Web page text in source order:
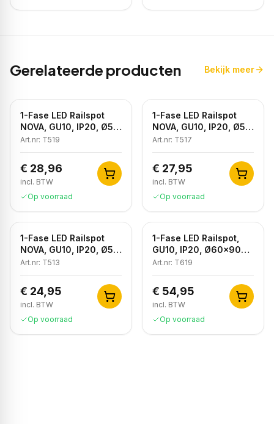
Gerelateerde producten Bekijk meer
1-Fase LED Railspot
NOVA, GU10, IP20, Ø56
x 85 mm, Antiek Brons
Art.nr: T519
€ 28,96
incl. BTW
Op voorraad
1-Fase LED Railspot
NOVA, GU10, IP20, Ø56
x 85 mm, Brons
Art.nr: T517
€ 27,95
incl. BTW
Op voorraad
1-Fase LED Railspot
NOVA, GU10, IP20, Ø56
x 85 mm, Zwart
Art.nr: T513
€ 24,95
incl. BTW
Op voorraad
1-Fase LED Railspot,
GU10, IP20, Ø60x90
mm, Antiek Brons
Art.nr: T619
€ 54,95
incl. BTW
Op voorraad